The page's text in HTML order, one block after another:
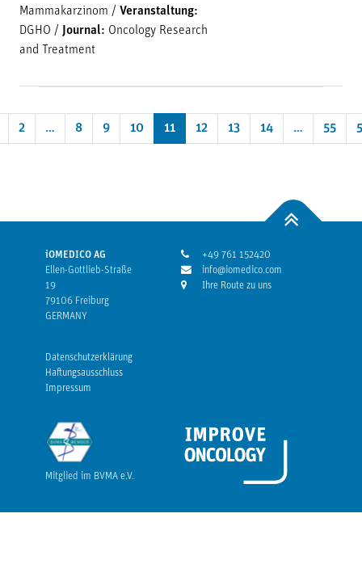
Mammakarzinom / Veranstaltung:
DGHO / Journal: Oncology Research
and Treatment
2 … 8 9 10 11 12 13 14 … 55
iOMEDICO AG
Ellen-Gottlieb-Straße
19
79106 Freiburg
GERMANY
+49 761 152420
info@iomedico.com
Ihre Route zu uns
Datenschutzerklärung
Haftungsausschluss
Impressum
Mitglied im BVMA e.V.